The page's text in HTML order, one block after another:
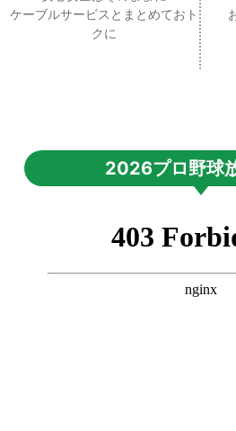
ケーブルサービスとまとめておト
クに
2026プロ野球